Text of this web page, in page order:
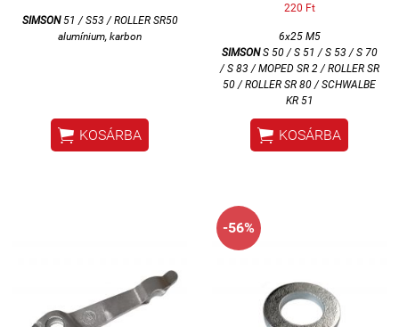
SIMSON51 / S53 / ROLLER SR50
alumínium, karbon
 KOSÁRBA
220 Ft
6x25 M5
SIMSONS 50 / S 51 / S 53 / S 70
/ S 83 / MOPED SR 2 / ROLLER SR
50 / ROLLER SR 80 / SCHWALBE
KR 51
 KOSÁRBA
-56%